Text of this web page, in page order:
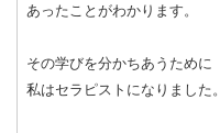
あったことがわかります。
その学びを分かちあうために
私はセラピストになりました。